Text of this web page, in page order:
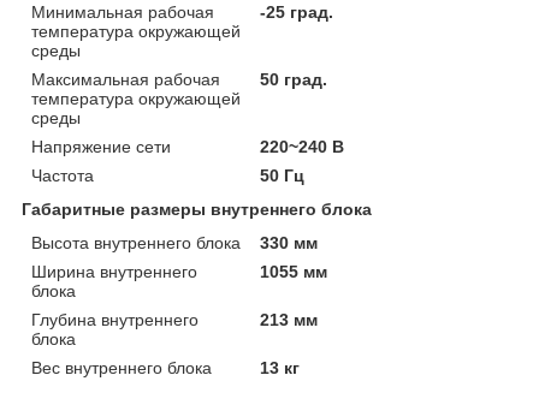
Минимальная рабочая
температура окружающей
среды
-25 град.
Максимальная рабочая
температура окружающей
среды
50 град.
Напряжение сети
220~240 В
Частота
50 Гц
Габаритные размеры внутреннего блока
Высота внутреннего блока
330 мм
Ширина внутреннего
блока
1055 мм
Глубина внутреннего
блока
213 мм
Вес внутреннего блока
13 кг